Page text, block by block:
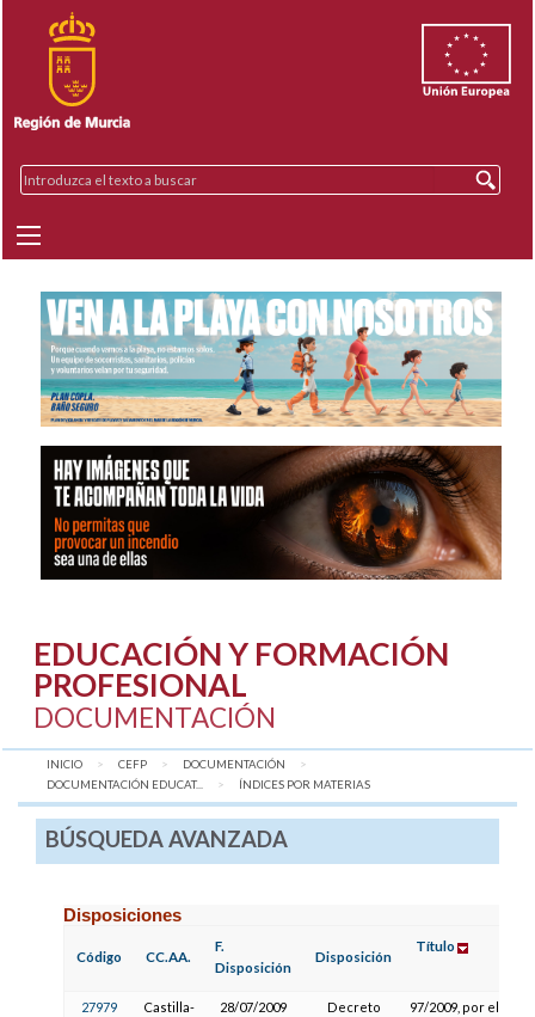
EDUCACIÓN Y FORMACIÓN
PROFESIONAL
DOCUMENTACIÓN
INICIO CEFP
DOCUMENTACIÓN
DOCUMENTACIÓN EDUCAT...
AQUÍ:
ÍNDICES POR MATERIAS
BÚSQUEDA AVANZADA
Disposiciones
Código CC.AA.
F.
Disposición
Disposición
Título
27979
Castilla-
28/07/2009 Decreto
97/2009, por el